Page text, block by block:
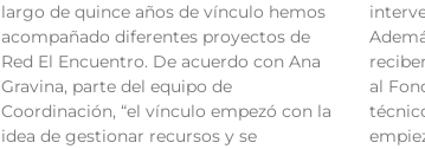
largo de quince años de vínculo hemos
acompañado diferentes proyectos de
Red El Encuentro. De acuerdo con Ana
Gravina, parte del equipo de
Coordinación, “el vínculo empezó con la
idea de gestionar recursos y se
al